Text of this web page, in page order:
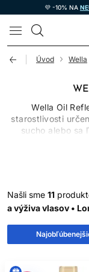
💜 -10% NA
Úvod Wella
Wella Oil
starostlivosti
sucho alebo sa
zlepšovať
a vlasové oleje,
a požadovanej
Našli sme 11
a výživa vlasov •